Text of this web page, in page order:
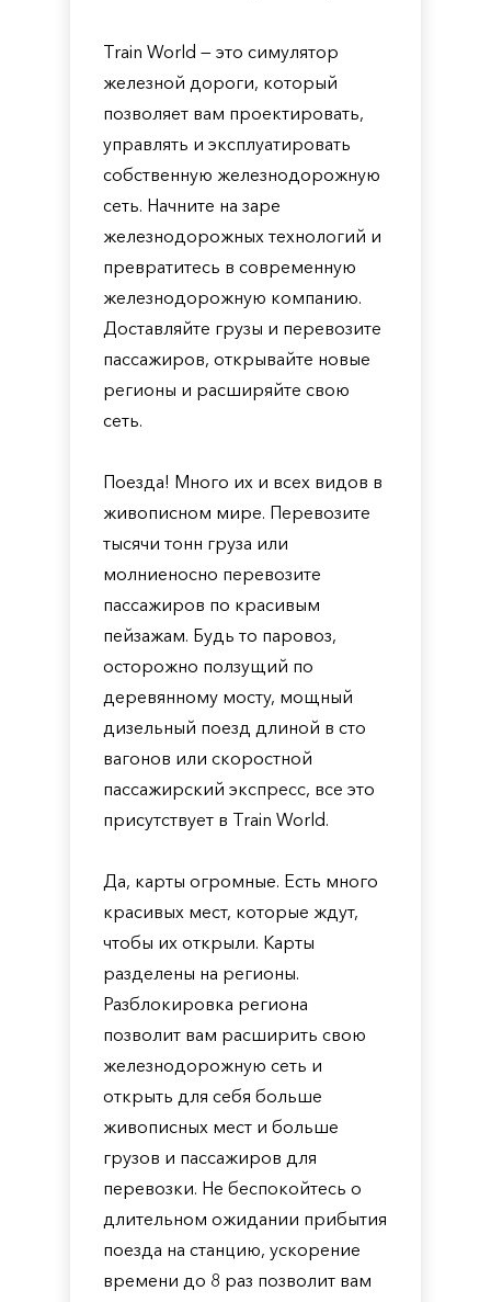
Train World — это симулятор
железной дороги, который
позволяет вам проектировать,
управлять и эксплуатировать
собственную железнодорожную
сеть. Начните на заре
железнодорожных технологий и
превратитесь в современную
железнодорожную компанию.
Доставляйте грузы и перевозите
пассажиров, открывайте новые
регионы и расширяйте свою
сеть.
Поезда! Много их и всех видов в
живописном мире. Перевозите
тысячи тонн груза или
молниеносно перевозите
пассажиров по красивым
пейзажам. Будь то паровоз,
осторожно ползущий по
деревянному мосту, мощный
дизельный поезд длиной в сто
вагонов или скоростной
пассажирский экспресс, все это
присутствует в Train World.
Да, карты огромные. Есть много
красивых мест, которые ждут,
чтобы их открыли. Карты
разделены на регионы.
Разблокировка региона
позволит вам расширить свою
железнодорожную сеть и
открыть для себя больше
живописных мест и больше
грузов и пассажиров для
перевозки. Не беспокойтесь о
длительном ожидании прибытия
поезда на станцию, ускорение
времени до 8 раз позволит вам